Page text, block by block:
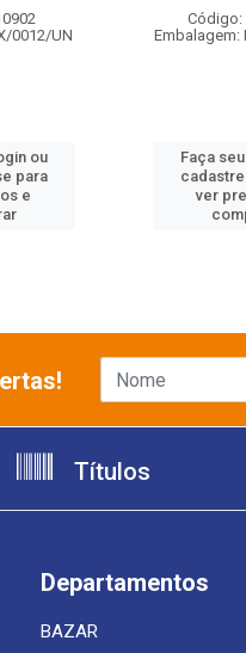
0012/UN
ou
para
e
Código:
Embalagem:
Faça
ver
Títulos
Departamentos
BAZAR